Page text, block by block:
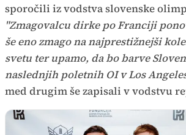
sporočili iz vodstva slovenske
"Zmagovalcu dirke po Franciji
še eno zmago na najprestižnejši
svetu ter upamo, da bo barve
naslednjih poletnih OI v Los
med drugim še zapisali v vodstvu